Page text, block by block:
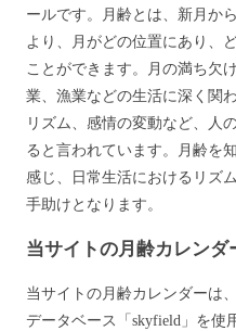
ールです。月齢とは、新月か
より、月がどの位置にあり、
ことができます。月の満ち欠
業、漁業などの生活に深く関
リズム、感情の変動など、人
ると言われています。月齢を
感じ、日常生活におけるリズ
手助けとなります。
当サイトの月齢カレンダ
当サイトの月齢カレンダーは
データベース「skyfield」を使